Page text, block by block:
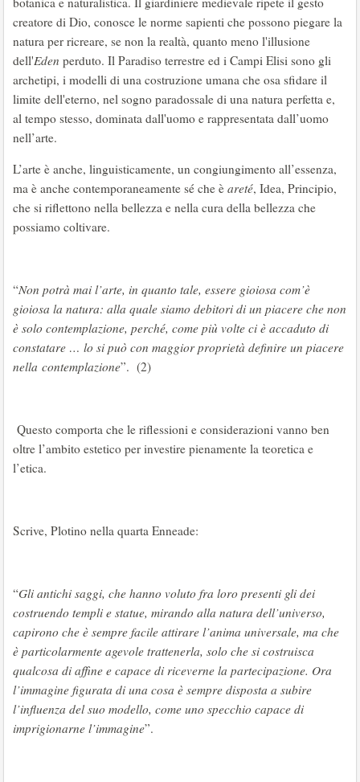
creatore di Dio, conosce le norme sapienti che possono piegare la
natura per ricreare, se non la realtà, quanto meno l'illusione
dell'Eden perduto. Il Paradiso terrestre ed i Campi Elisi sono gli
archetipi, i modelli di una costruzione umana che osa sfidare il
limite dell'eterno, nel sogno paradossale di una natura perfetta e,
al tempo stesso, dominata dall'uomo e rappresentata dall’uomo
nell’arte.
L’arte è anche, linguisticamente, un congiungimento all’essenza,
ma è anche contemporaneamente sé che è areté, Idea, Principio,
che si riflettono nella bellezza e nella cura della bellezza che
possiamo coltivare.
“Non potrà mai l’arte, in quanto tale, essere gioiosa com’è
gioiosa la natura: alla quale siamo debitori di un piacere che non
è solo contemplazione, perché, come più volte ci è accaduto di
constatare … lo si può con maggior proprietà definire un piacere
nella contemplazione”. (2)
Questo comporta che le riflessioni e considerazioni vanno ben
oltre l’ambito estetico per investire pienamente la teoretica e
l’etica.
Scrive, Plotino nella quarta Enneade:
“Gli antichi saggi, che hanno voluto fra loro presenti gli dei
costruendo templi e statue, mirando alla natura dell’universo,
capirono che è sempre facile attirare l’anima universale, ma che
è particolarmente agevole trattenerla, solo che si costruisca
qualcosa di affine e capace di riceverne la partecipazione. Ora
l’immagine figurata di una cosa è sempre disposta a subire
l’influenza del suo modello, come uno specchio capace di
imprigionarne l’immagine”.